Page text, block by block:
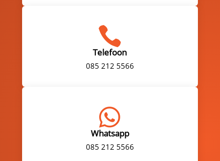

Telefoon
085 212 5566

Whatsapp
085 212 5566